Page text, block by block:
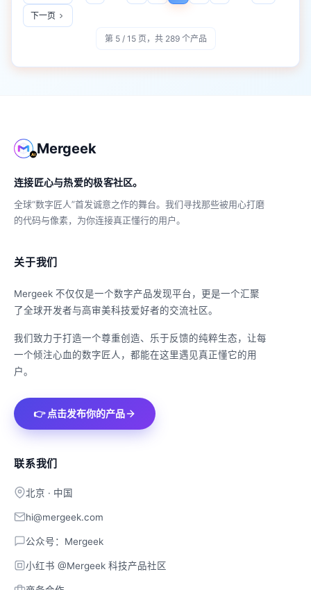
下一页
第 5 / 15 页，共 289 个产品
Mergeek
连接匠心与热爱的极客社区。
全球“数字匠人”首发诚意之作的舞台。我们寻找那些被用心打磨
的代码与像素，为你连接真正懂行的用户。
关于我们
Mergeek 不仅仅是一个数字产品发现平台，更是一个汇聚
了全球开发者与高审美科技爱好者的交流社区。
我们致力于打造一个尊重创造、乐于反馈的纯粹生态，让每
一个倾注心血的数字匠人，都能在这里遇见真正懂它的用
户。
👉 点击发布你的产品
联系我们
北京 · 中国
hi@mergeek.com
公众号：Mergeek
小红书 @Mergeek 科技产品社区